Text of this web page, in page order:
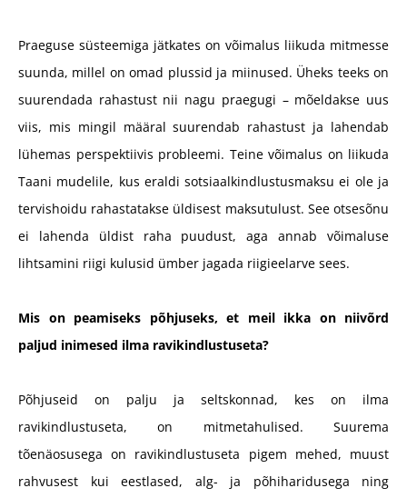
Praeguse süsteemiga jätkates on võimalus liikuda mitmesse
suunda, millel on omad plussid ja miinused. Üheks teeks on
suurendada rahastust nii nagu praegugi – mõeldakse uus
viis, mis mingil määral suurendab rahastust ja lahendab
lühemas perspektiivis probleemi. Teine võimalus on liikuda
Taani mudelile, kus eraldi sotsiaalkindlustusmaksu ei ole ja
tervishoidu rahastatakse üldisest maksutulust. See otsesõnu
ei lahenda üldist raha puudust, aga annab võimaluse
lihtsamini riigi kulusid ümber jagada riigieelarve sees.
Mis on peamiseks põhjuseks, et meil ikka on niivõrd
paljud inimesed ilma ravikindlustuseta?
Põhjuseid on palju ja seltskonnad, kes on ilma
ravikindlustuseta, on mitmetahulised. Suurema
tõenäosusega on ravikindlustuseta pigem mehed, muust
rahvusest kui eestlased, alg- ja põhiharidusega ning